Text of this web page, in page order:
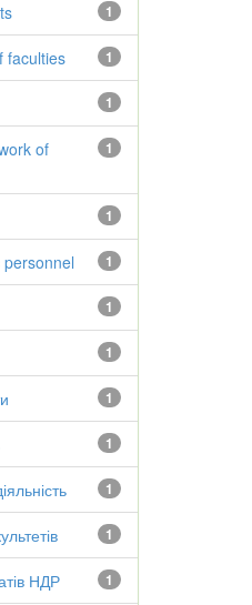
1
1
faculties
1
1
of
1
1
1
1
1
1
1
1
1
НДР